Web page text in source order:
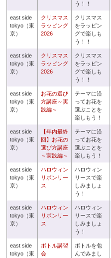
う！！
east side
tokyo（東
京）
クリスマス
ラッピング
2026
クリスマス
をラッピン
グで楽しも
う！！
east side
tokyo（東
京）
クリスマス
ラッピング
2026
クリスマス
をラッピン
グで楽しも
う！！
east side
tokyo（東
京）
お花の選び
方講座～実
践編～
テーマに沿
ってお花を
選ぶことを
楽しもう！
east side
tokyo（東
京）
【年内最終
回】お花の
選び方講座
～実践編～
テーマに沿
ってお花を
選ぶことを
楽しもう！
east side
tokyo（東
京）
ハロウィン
リボンリー
ス
ハロウィン
リースで楽
しみましょ
う！
east side
tokyo（東
京）
ハロウィン
リボンリー
ス
ハロウィン
リースで楽
しみましょ
う！
east side
tokyo（東
ボトル講習
会
ボトルを包
んでみまし